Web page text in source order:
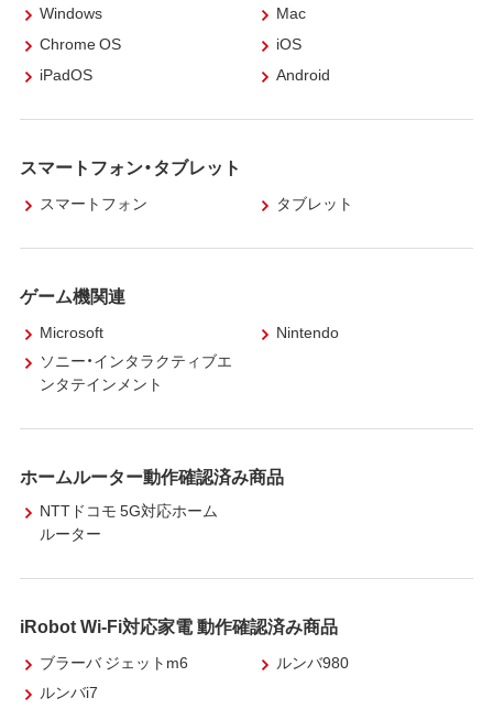
Windows
Mac
Chrome OS
iOS
iPadOS
Android
スマートフォン・タブレット
スマートフォン タブレット
ゲーム機関連
Microsoft
Nintendo
ソニー・インタラクティブエ
ンタテインメント
ホームルーター動作確認済み商品
NTTドコモ 5G対応ホーム
ルーター
iRobot Wi-Fi対応家電 動作確認済み商品
ブラーバ ジェットm6
ルンバ980
ルンバi7